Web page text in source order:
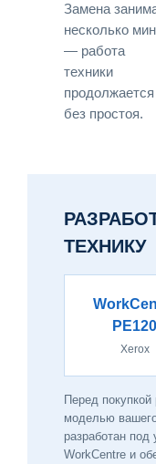
Замена
несколько
— работа
техники
продолжается
без простоя.
ТЕХНИКУ
PE120
Xerox
Перед
моделью
разработан
WorkCentre и